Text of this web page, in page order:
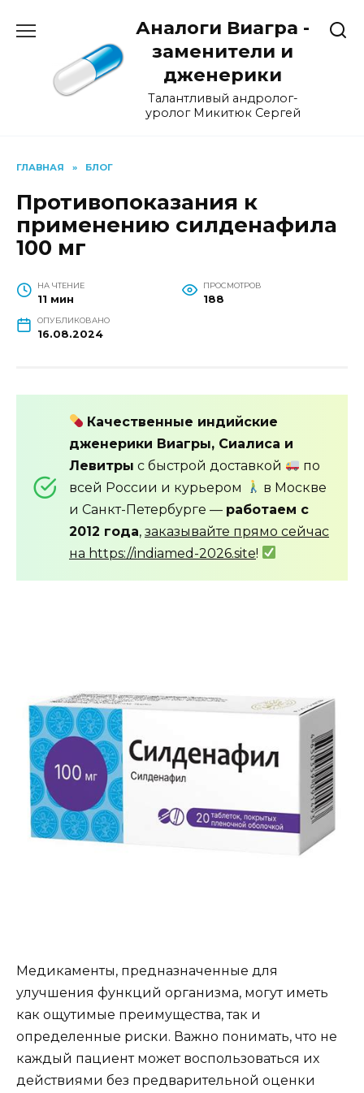
Аналоги Виагра -
заменители и
дженерики
Талантливый андролог-
уролог Микитюк Сергей
ГЛАВНАЯ » БЛОГ
Противопоказания к
применению силденафила
100 мг
НА ЧТЕНИЕ
11 мин
ПРОСМОТРОВ
188
ОПУБЛИКОВАНО
16.08.2024
Качественные индийские
дженерики Виагры, Сиалиса и
Левитры с быстрой доставкой
по
всей России и курьером
в Москве
и Санкт-Петербурге — работаем с
2012 года, заказывайте прямо сейчас
на https://indiamed-2026.site!
Медикаменты, предназначенные для
улучшения функций организма, могут иметь
как ощутимые преимущества, так и
определенные риски. Важно понимать, что не
каждый пациент может воспользоваться их
действиями без предварительной оценки